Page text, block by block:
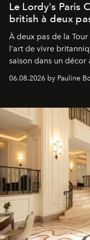
Le Lordy's Paris
british à deux
À deux pas de la
l'art de vivre
saison dans un décor
06.08.2026 by Pauline